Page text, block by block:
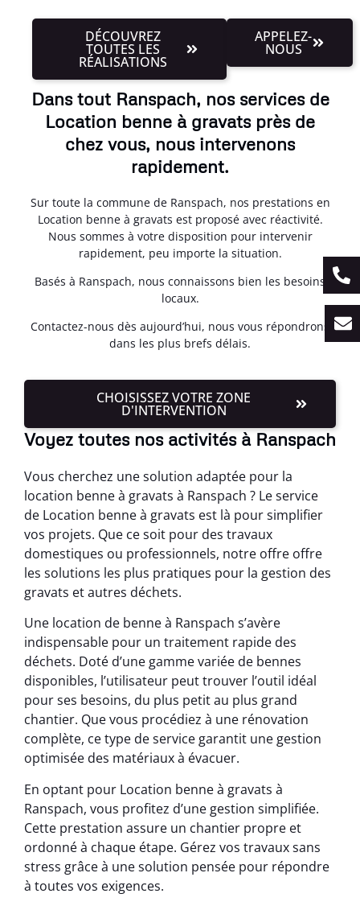
DÉCOUVREZ
TOUTES LES
RÉALISATIONS
APPELEZ-
NOUS
Dans tout Ranspach, nos services de
Location benne à gravats près de
chez vous, nous intervenons
rapidement.
Sur toute la commune de Ranspach, nos prestations en
Location benne à gravats est proposé avec réactivité.
Nous sommes à votre disposition pour intervenir
rapidement, peu importe la situation.
Basés à Ranspach, nous connaissons bien les besoins
locaux.
Contactez-nous dès aujourd’hui, nous vous répondrons
dans les plus brefs délais.
CHOISISSEZ VOTRE ZONE
D'INTERVENTION
Voyez toutes nos activités à Ranspach
Vous cherchez une solution adaptée pour la
location benne à gravats à Ranspach ? Le service
de Location benne à gravats est là pour simplifier
vos projets. Que ce soit pour des travaux
domestiques ou professionnels, notre offre offre
les solutions les plus pratiques pour la gestion des
gravats et autres déchets.
Une location de benne à Ranspach s’avère
indispensable pour un traitement rapide des
déchets. Doté d’une gamme variée de bennes
disponibles, l’utilisateur peut trouver l’outil idéal
pour ses besoins, du plus petit au plus grand
chantier. Que vous procédiez à une rénovation
complète, ce type de service garantit une gestion
optimisée des matériaux à évacuer.
En optant pour Location benne à gravats à
Ranspach, vous profitez d’une gestion simplifiée.
Cette prestation assure un chantier propre et
ordonné à chaque étape. Gérez vos travaux sans
stress grâce à une solution pensée pour répondre
à toutes vos exigences.